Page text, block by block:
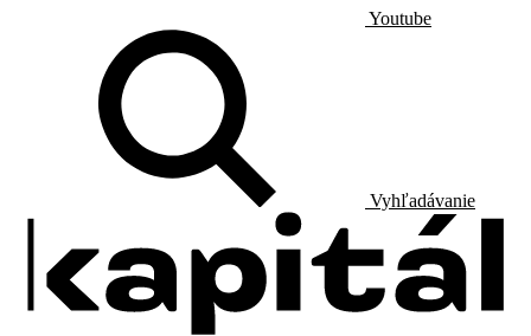
Youtube
Vyhľadávanie